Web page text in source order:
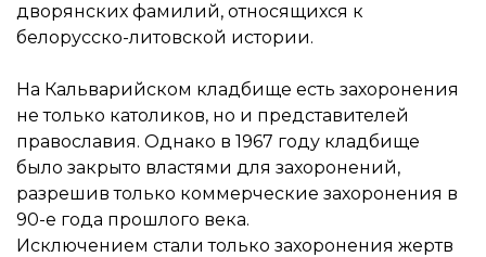
дворянских фамилий, относящихся к
белорусско-литовской истории.
На Кальварийском кладбище есть захоронения
не только католиков, но и представителей
православия. Однако в 1967 году кладбище
было закрыто властями для захоронений,
разрешив только коммерческие захоронения в
90-е года прошлого века.
Исключением стали только захоронения жертв